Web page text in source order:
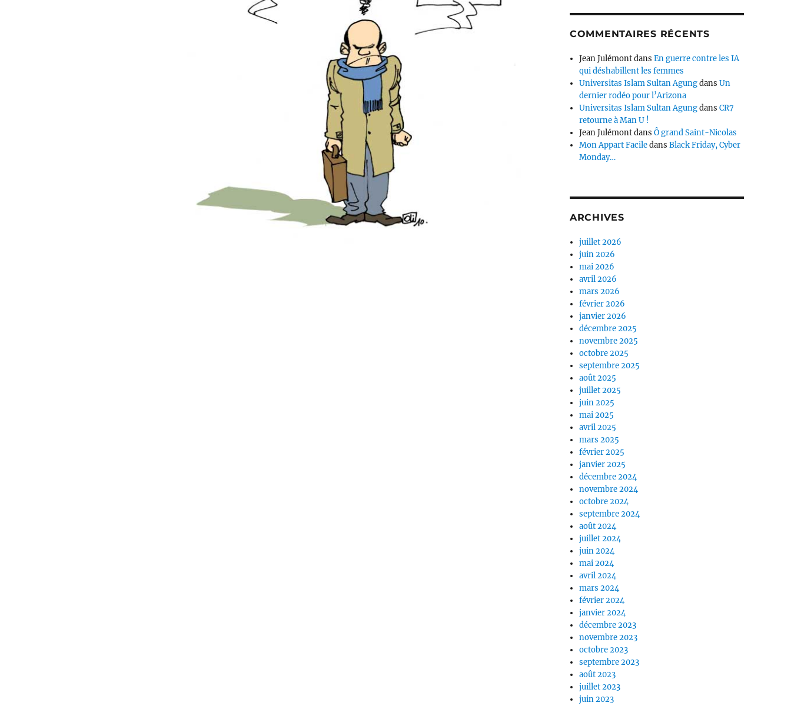
COMMENTAIRES RÉCENTS
Jean JulémontdansEn guerre contre les IA
qui déshabillent les femmes
Universitas Islam Sultan AgungdansUn
dernier rodéo pour l’Arizona
Universitas Islam Sultan AgungdansCR7
retourne à Man U !
Jean JulémontdansÔ grand Saint-Nicolas
Mon Appart FaciledansBlack Friday, Cyber
Monday…
ARCHIVES
juillet 2026
juin 2026
mai 2026
avril 2026
mars 2026
février 2026
janvier 2026
décembre 2025
novembre 2025
octobre 2025
septembre 2025
août 2025
juillet 2025
juin 2025
mai 2025
avril 2025
mars 2025
février 2025
janvier 2025
décembre 2024
novembre 2024
octobre 2024
septembre 2024
août 2024
juillet 2024
juin 2024
mai 2024
avril 2024
mars 2024
février 2024
janvier 2024
décembre 2023
novembre 2023
octobre 2023
septembre 2023
août 2023
juillet 2023
juin 2023